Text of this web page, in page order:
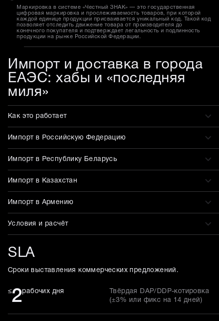
Маркировка в системе «Честный ЗНАК» — это государственная
цифровая маркировка и прослеживаемость товаров, при которой
каждой единице продукции присваивается уникальный код. Такой код
позволяет отследить движение товара от производителя до
конечного покупателя и подтверждает легальность и подлинность
продукции на рынке Российской Федерации.
Импорт и доставка в города
ЕАЭС: хабы и «последняя
миля»
Как это работает
Импорт в Российскую Федерацию
Импорт в Республику Беларусь
Импорт в Казахстан
Импорт в Армению
Условия и расчёт
SLA
Сроки выставления коммерческих предложений.
≤2рабочих дня
Твёрдая DAP/DDP-котировка
(±3% или фикс на 14 дней)